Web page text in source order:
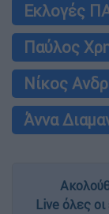
Εκλογές
Παύλος
Νίκος
Άννα
Live όλες